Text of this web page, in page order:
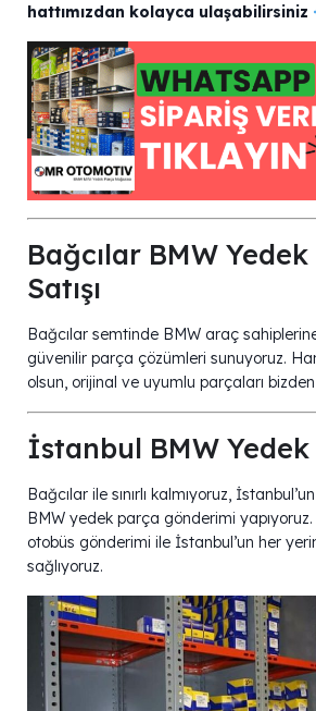
hattımızdan kolayca ulaşabilirsiniz
Bağcılar BMW
Satışı
Bağcılar semtinde BMW araç sahiplerine
güvenilir parça çözümleri sunuyoruz.
olsun, orijinal ve uyumlu parçaları
İstanbul BMW Yedek
Bağcılar ile sınırlı kalmıyoruz,
BMW yedek parça gönderimi
otobüs gönderimi ile İstanbul’un her
sağlıyoruz.